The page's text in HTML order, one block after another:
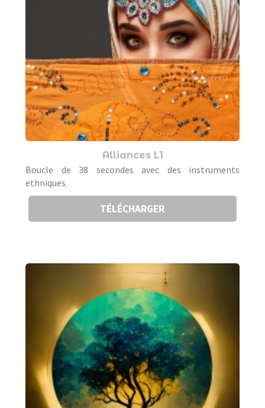
Alliances L1
Boucle de 38 secondes avec des instruments
ethniques.
TÉLÉCHARGER